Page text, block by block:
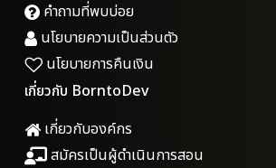
คำถามที่พบบ่อย
นโยบายความเป็นส่วนตัว
นโยบายการคืนเงิน
เกี่ยวกับ BorntoDev
เกี่ยวกับองค์กร
สมัครเป็นผู้ดำเนินการสอน